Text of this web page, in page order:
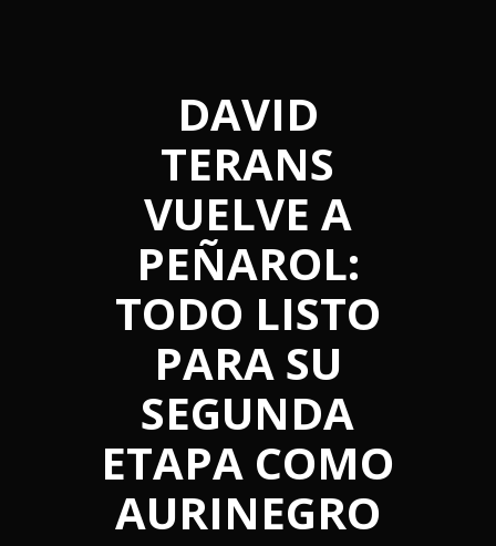
DAVID
TERANS
VUELVE A
PEÑAROL:
TODO LISTO
PARA SU
SEGUNDA
ETAPA COMO
AURINEGRO